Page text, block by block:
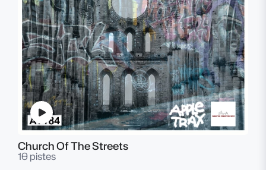
Church Of The Streets
10 pistes